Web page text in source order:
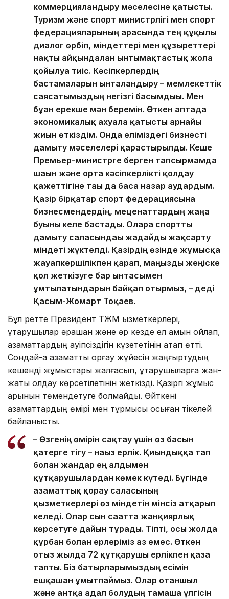
коммерцияландыру мәселесіне қатысты.
Туризм және спорт министрлігі мен спорт
федерацияларының арасында тең құқылы
диалог өрбіп, міндеттері мен құзыреттері
нақты айқындалған ынтымақтастық жолға
қойылуға тиіс. Кәсіпкерлердің
бастамаларын ынталандыру – мемлекеттік
саясатымыздың негізгі басымдығы. Мен
бұған ерекше мән беремін. Өткен аптада
экономикалық ахуалға қатысты арнайы
жиын өткіздім. Онда еліміздегі бизнесті
дамыту мәселелері қарастырылды. Кеше
Премьер-министрге берген тапсырмамда
шағын және орта кәсіпкерлікті қолдау
қажеттігіне тағы да баса назар аудардым.
Қазір бірқатар спорт федерациясына
бизнесмендердің, меценаттардың жаңа
буыны келе бастады. Оларға спортты
дамыту саласындағы жағдайды жақсарту
міндеті жүктелді. Қазірдің өзінде жұмысқа
жауапкершілікпен қарап, маңызды жеңіске
қол жеткізуге бар ынтасымен
ұмтылатындарын байқап отырмыз, – деді
Қасым-Жомарт Тоқаев.
Бұл ретте Президент ТЖМ қызметкерлері,
құтқарушылар әрқашан және әр кезде ел қамын ойлап,
азаматтардың қауіпсіздігін күзететінін атап өтті.
Сондай-ақ азаматтық қорғау жүйесін жаңғыртудың
кешенді жұмыстары жалғасып, құтқарушыларға жан-
жақты қолдау көрсетілетінін жеткізді. Қазіргі жұмыс
қарқынын төмендетуге болмайды. Өйткені
азаматтардың өмірі мен тұрмысы осыған тікелей
байланысты.
– Өзгенің өмірін сақтау үшін өз басын
қатерге тігу – нағыз ерлік. Қиындыққа тап
болған жандар ең алдымен
құтқарушылардан көмек күтеді. Бүгінде
азаматтық қорғау саласының
қызметкерлері өз міндетін мінсіз атқарып
келеді. Олар сын сағатта жанқиярлық
көрсетуге дайын тұрады. Тіпті, осы жолда
құрбан болған ерлеріміз аз емес. Өткен
отыз жылда 72 құтқарушы ерлікпен қаза
тапты. Біз батырларымыздың есімін
ешқашан ұмытпаймыз. Олар отаншыл
және антқа адал болудың тамаша үлгісін